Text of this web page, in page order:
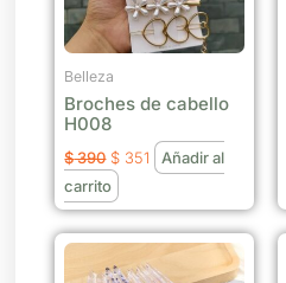
Belleza
Broches de cabello
H008
$390 $ 351
Añadir al
carrito